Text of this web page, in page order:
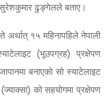
सुरेशकुमार ढुङ्गेलले बताए।
१५ महिनापहिले नेपाली
(भूउपग्रह) प्रक्षेपण
बनाएको सो स्याटेलाइट
को सहयोगमा प्रक्षेपण